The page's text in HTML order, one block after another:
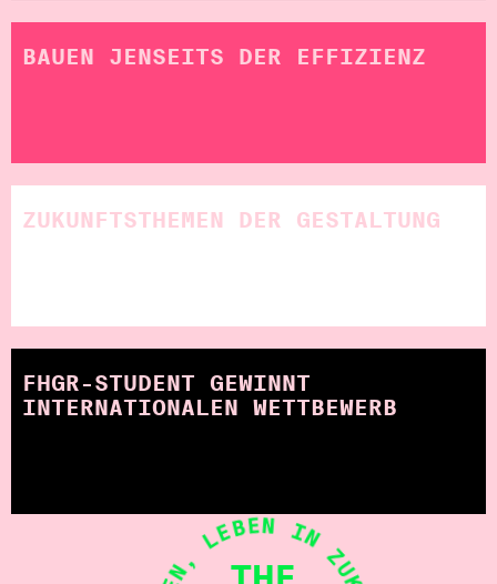
BAUEN JENSEITS DER EFFIZIENZ
ZUKUNFTSTHEMEN DER GESTALTUNG
FHGR-STUDENT GEWINNT
INTERNATIONALEN WETTBEWERB